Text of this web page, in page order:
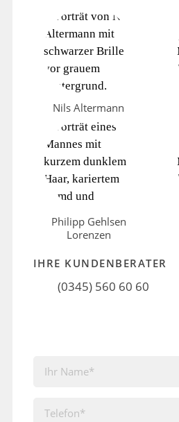
Nils Altermann
Philipp Gehlsen
Lorenzen
IHRE KUNDENBERATER
(0345) 560 60 60